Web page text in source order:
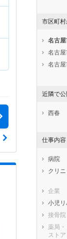
石川県
静岡県
滋賀県
香川県
熊本県
市区町
名古
名古
名古
名古
名古屋
名古
豊橋市
一宮市
西尾市
近隣で
西春
仕事内
病院
クリニ
企業
小児リ
接骨院
薬局
ストア